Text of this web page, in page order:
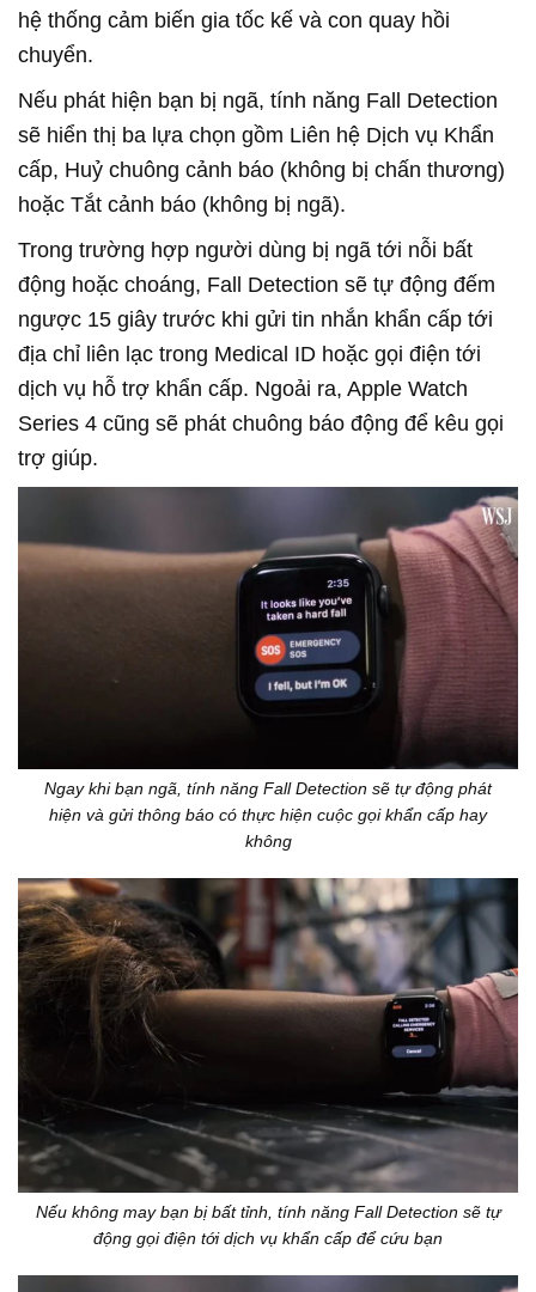
hệ thống cảm biến gia tốc kế và con quay hồi
chuyển.
Nếu phát hiện bạn bị ngã, tính năng Fall Detection
sẽ hiển thị ba lựa chọn gồm Liên hệ Dịch vụ Khẩn
cấp, Huỷ chuông cảnh báo (không bị chấn thương)
hoặc Tắt cảnh báo (không bị ngã).
Trong trường hợp người dùng bị ngã tới nỗi bất
động hoặc choáng, Fall Detection sẽ tự động đếm
ngược 15 giây trước khi gửi tin nhắn khẩn cấp tới
địa chỉ liên lạc trong Medical ID hoặc gọi điện tới
dịch vụ hỗ trợ khẩn cấp. Ngoải ra, Apple Watch
Series 4 cũng sẽ phát chuông báo động để kêu gọi
trợ giúp.
Ngay khi bạn ngã, tính năng Fall Detection sẽ tự động phát
hiện và gửi thông báo có thực hiện cuộc gọi khẩn cấp hay
không
Nếu không may bạn bị bất tỉnh, tính năng Fall Detection sẽ tự
động gọi điện tới dịch vụ khẩn cấp để cứu bạn